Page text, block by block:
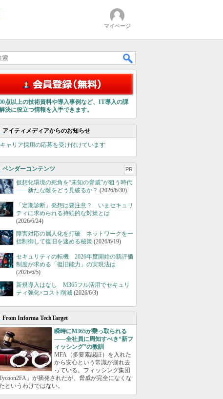
マイページ
点以上の技術資料や導入事例など、IT導入の課
決に役立つ情報を入手できます。
アイティメディアからのお知らせ
キャリア採用の応募を受け付けています
ベンダーコンテンツ PR
仮想化環境の死角を“未知の脅威”が狙う時代
――新たな敵をどう見破るか？ (2026/6/30)
「定期診断」発想は要注意？ いまセキュリ
ティに求められる持続的な対策とは
(2026/6/24)
障害対応の属人化を打破 ネットワークを一
括制御して復旧を速める秘策 (2026/6/19)
セキュリティの転機 2026年度開始の新評価
制度が求める「復旧能力」の実現法は
(2026/6/5)
新規導入はなし M365フル活用でセキュリ
ティ強化×コスト削減 (2026/6/3)
From Informa TechTarget
瞬時にM365が乗っ取られる
――全社員に周知すべき“新フ
ィッシング”の教訓
MFA（多要素認証）を入れた
から安心という常識が崩れ去
っている。フィッシング集団
Tycoon2FA」が摘発されたが、脅威が完全になくな
というわけではない。